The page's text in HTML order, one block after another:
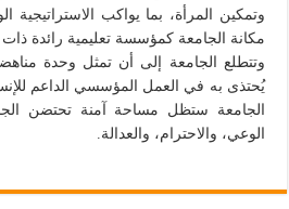
وتمكين المرأة، بما يواكب الاستراتيجية
مكانة الجامعة كمؤسسة تعليمية رائدة
وتتطلع الجامعة إلى أن تمثل وحدة
يُحتذى به في العمل المؤسسي الداعم
الجامعة ستظل مساحة آمنة تحتضن
الوعي، والاحترام، والعدالة.